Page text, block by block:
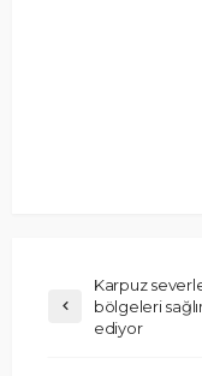
Karpuz
bölgeleri
ediyor